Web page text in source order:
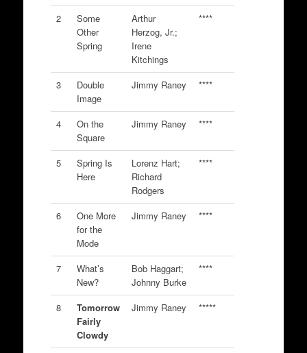
2
Some
Other
Spring
Arthur
Herzog, Jr.;
Irene
Kitchings
****
3
Double
Image
Jimmy Raney ****
4
On the
Square
Jimmy Raney ****
5
Spring Is
Here
Lorenz Hart;
Richard
Rodgers
****
6
One More
for the
Mode
Jimmy Raney ****
7
What’s
New?
Bob Haggart;
Johnny Burke
****
8
Tomorrow
Fairly
Clowdy
Jimmy Raney *****